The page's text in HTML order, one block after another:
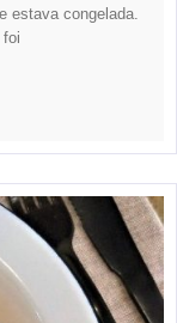
estava congelada.